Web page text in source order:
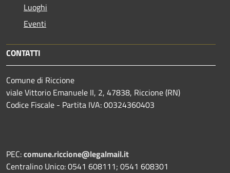
Luoghi
Eventi
CONTATTI
Comune di Riccione
viale Vittorio Emanuele II, 2, 47838, Riccione (RN)
Codice Fiscale - Partita IVA: 00324360403
PEC:comune.riccione@legalmail.it
Centralino Unico: 0541 608111; 0541 608301